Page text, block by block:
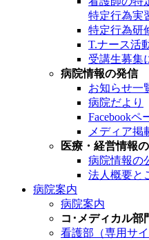
特定行為実
特定行為研
T.ナース活
受講生募集
病院情報の発信
お知らせ一
病院だより
Facebookペ
メディア掲
医療・経営情報
病院情報の
法人概要と
病院案内
病院案内
コ･メディカル部
看護部（専用サイ